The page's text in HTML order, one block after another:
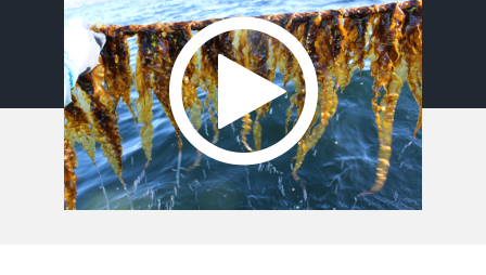
Escribe tu búsqueda en el campo de abajo